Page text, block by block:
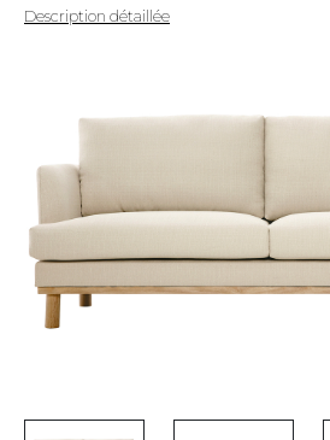
Description détaillée